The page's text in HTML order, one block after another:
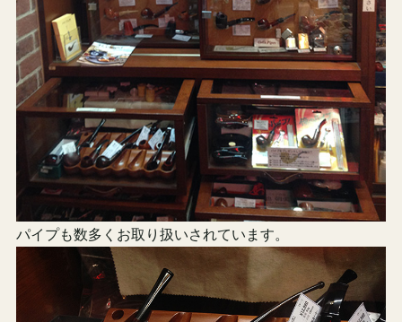
パイプも数多くお取り扱いされています。